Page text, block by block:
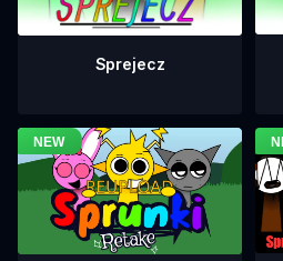
Sprejecz